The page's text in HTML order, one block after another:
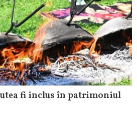
fi inclus în patrimoniul